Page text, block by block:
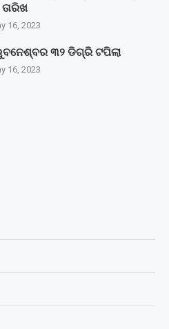
ତାରିଖ
16, 2023
୩୨ ଡିଗ୍ରି ଟପିଲା
16, 2023